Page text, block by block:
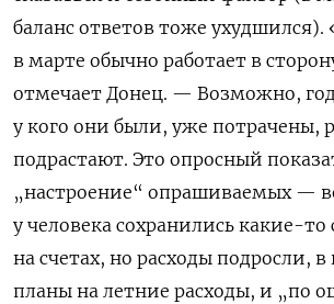
баланс ответов тоже ухудшился).
в марте обычно работает в
отмечает Донец. — Возможно,
у кого они были, уже потрачены,
подрастают. Это опросный
„настроение“ опрашиваемых —
у человека сохранились какие-то
на счетах, но расходы подросли, в
планы на летние расходы, и „по